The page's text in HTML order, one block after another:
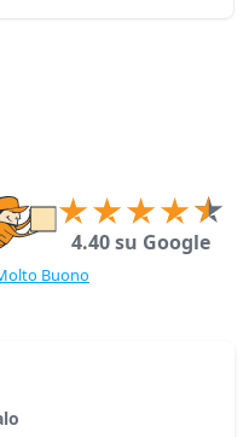
4.40 su Google
Buono